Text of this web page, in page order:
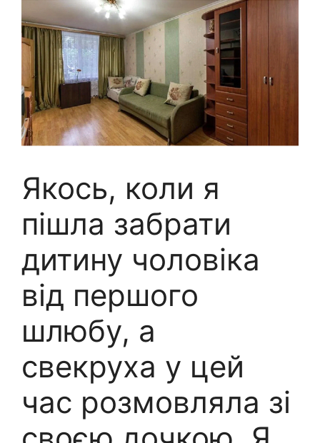
Якось, коли я
пішла забрати
дитину чоловіка
від першого
шлюбу, а
свекруха у цей
час розмовляла зі